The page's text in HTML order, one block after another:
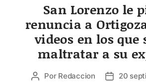
San Lorenzo le
renuncia a
videos en los que
maltratar a su
Autor
Por Redaccion
Fecha
20